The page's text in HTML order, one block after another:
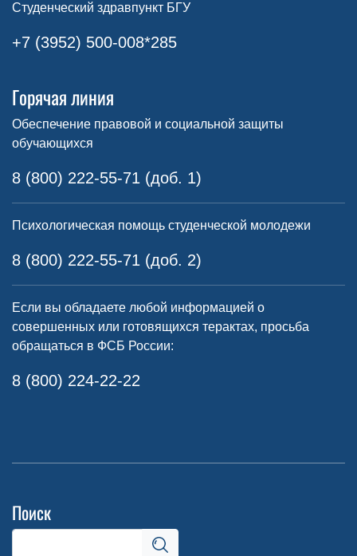
Студенческий здравпункт БГУ
+7 (3952) 500-008*285
Горячая линия
Обеспечение правовой и социальной защиты
обучающихся
8 (800) 222-55-71 (доб. 1)
Психологическая помощь студенческой молодежи
8 (800) 222-55-71 (доб. 2)
Если вы обладаете любой информацией о
совершенных или готовящихся терактах, просьба
обращаться в ФСБ России:
8 (800) 224-22-22
Поиск